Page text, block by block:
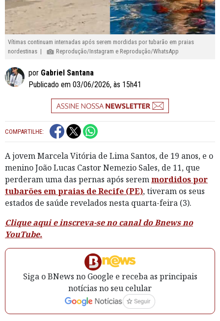
Vítimas continuam internadas após serem mordidas por tubarão em praias
nordestinas |
Reprodução/Instagram e Reprodução/WhatsApp
por Gabriel Santana
Publicado em 03/06/2026, às 15h41
COMPARTILHE:
A jovem Marcela Vitória de Lima Santos, de 19 anos, e o
menino João Lucas Castor Nemezio Sales, de 11, que
perderam uma das pernas após seremmordidos por
tubarões em praias de Recife (PE), tiveram os seus
estados de saúde revelados nesta quarta-feira (3).
Clique aqui e inscreva-se no canal do Bnews no
YouTube.
Siga o BNews no Google e receba as principais
notícias no seu celular